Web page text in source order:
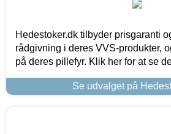
Hedestoker.dk tilbyder prisgaranti
rådgivning i deres VVS-produkter,
på deres pillefyr. Klik her for at se
Se udvalget på